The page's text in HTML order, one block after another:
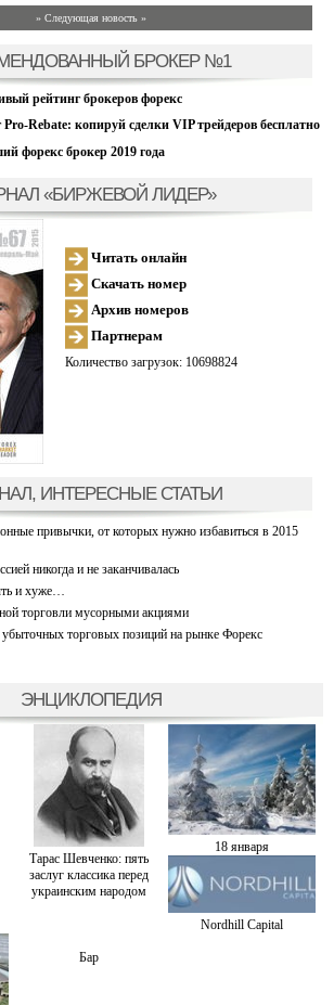
» Следующая новость »
БРОКЕР №1
рейтинг брокеров форекс
Rebate: копируй сделки VIP трейдеров бесплатно
форекс брокер 2019 года
«БИРЖЕВОЙ ЛИДЕР»
Читать онлайн
Скачать номер
Архив номеров
Партнерам
Количество загрузок: 10698824
ИНТЕРЕСНЫЕ СТАТЬИ
привычки, от которых нужно избавиться в 2015
никогда и не заканчивалась
и хуже…
торговли мусорными акциями
торговых позиций на рынке Форекс
ЭНЦИКЛОПЕДИЯ
Тарас Шевченко: пять
заслуг классика перед
украинским народом
18 января
Nordhill Capital
Бар